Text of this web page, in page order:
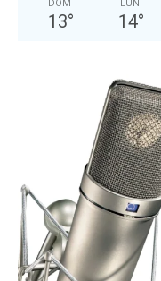
DOM
13°
LUN
14°